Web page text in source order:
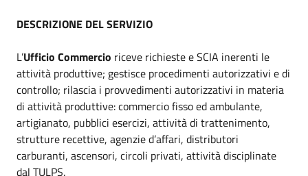
DESCRIZIONE DEL SERVIZIO
L’Ufficio Commercio riceve richieste e SCIA inerenti le
attività produttive; gestisce procedimenti autorizzativi e di
controllo; rilascia i provvedimenti autorizzativi in materia
di attività produttive: commercio fisso ed ambulante,
artigianato, pubblici esercizi, attività di trattenimento,
strutture recettive, agenzie d’affari, distributori
carburanti, ascensori, circoli privati, attività disciplinate
dal TULPS.